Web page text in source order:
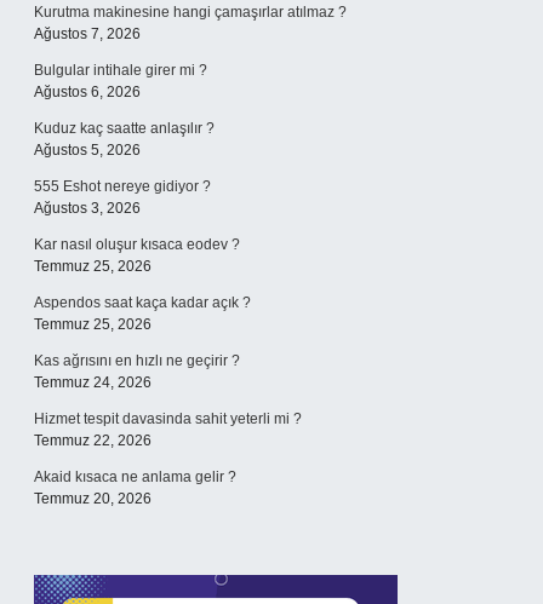
Kurutma makinesine hangi çamaşırlar atılmaz ?
Ağustos 7, 2026
Bulgular intihale girer mi ?
Ağustos 6, 2026
Kuduz kaç saatte anlaşılır ?
Ağustos 5, 2026
555 Eshot nereye gidiyor ?
Ağustos 3, 2026
Kar nasıl oluşur kısaca eodev ?
Temmuz 25, 2026
Aspendos saat kaça kadar açık ?
Temmuz 25, 2026
Kas ağrısını en hızlı ne geçirir ?
Temmuz 24, 2026
Hizmet tespit davasinda sahit yeterli mi ?
Temmuz 22, 2026
Akaid kısaca ne anlama gelir ?
Temmuz 20, 2026